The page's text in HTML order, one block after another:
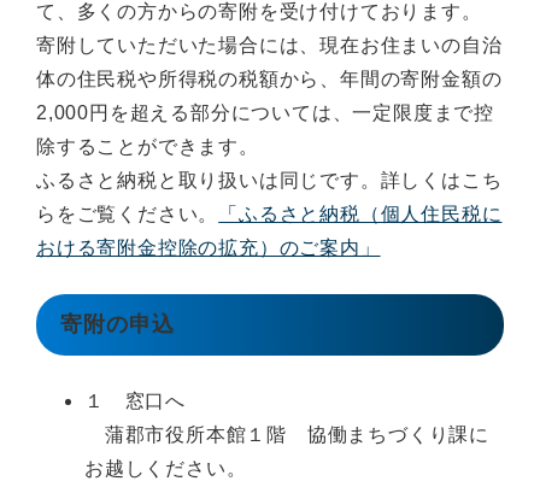
て、多くの方からの寄附を受け付けております。
寄附していただいた場合には、現在お住まいの自治
体の住民税や所得税の税額から、年間の寄附金額の
2,000円を超える部分については、一定限度まで控
除することができます。
ふるさと納税と取り扱いは同じです。詳しくはこち
らをご覧ください。
「ふるさと納税（個人住民税に
おける寄附金控除の拡充）のご案内」
寄附の申込
１ 窓口へ
蒲郡市役所本館１階 協働まちづくり課に
お越しください。